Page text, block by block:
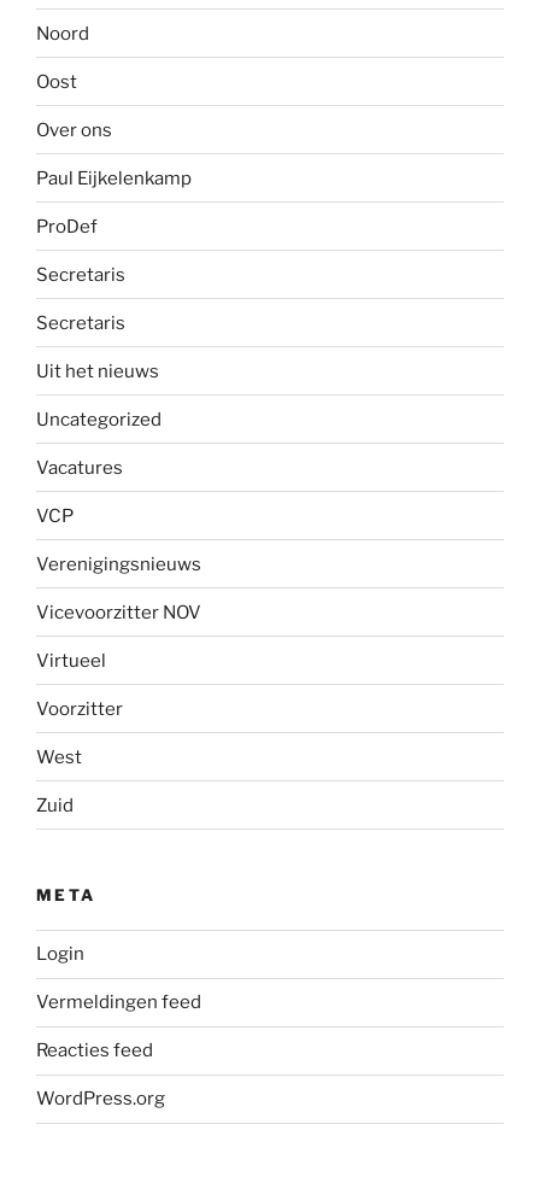
Noord
Oost
Over ons
Paul Eijkelenkamp
ProDef
Secretaris
Secretaris
Uit het nieuws
Uncategorized
Vacatures
VCP
Verenigingsnieuws
Vicevoorzitter NOV
Virtueel
Voorzitter
West
Zuid
META
Login
Vermeldingen feed
Reacties feed
WordPress.org